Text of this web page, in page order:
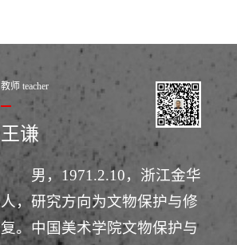
教师 teacher
王谦
男，1971.2.10，浙江金华
人，研究方向为文物保护与修
复。中国美术学院文物保护与